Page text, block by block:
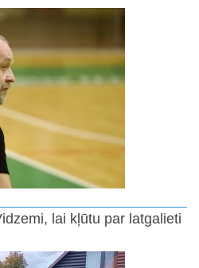
lai kļūtu par latgalieti